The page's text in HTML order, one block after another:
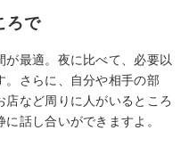
ろで
最適。夜に比べて、必要以
。さらに、自分や相手の部
など周りに人がいるところ
話し合いができますよ。